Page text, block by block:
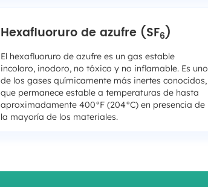
Hexafluoruro de azufre (SF6)
El hexafluoruro de azufre es un gas estable
incoloro, inodoro, no tóxico y no inflamable. Es uno
de los gases químicamente más inertes conocidos,
que permanece estable a temperaturas de hasta
aproximadamente 400°F (204°C) en presencia de
la mayoría de los materiales.